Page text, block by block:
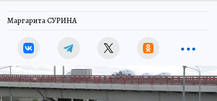
Маргарита СУРИНА